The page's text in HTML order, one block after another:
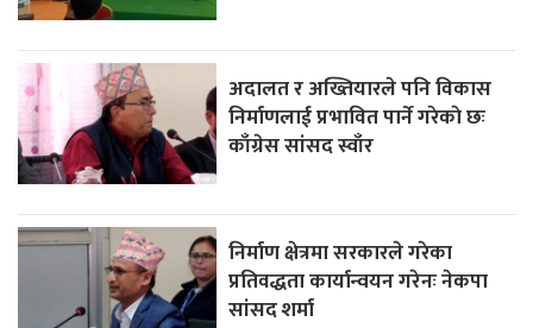
अदालत र अख्तियारले पनि विकास
निर्माणलाई प्रभावित पार्ने गरेकाे छः
काँग्रेस सांसद स्वाँर
निर्माण क्षेत्रमा सरकारले गरेका
प्रतिवद्धता कार्यान्वयन गरेनः नेकपा
सांसद शर्मा